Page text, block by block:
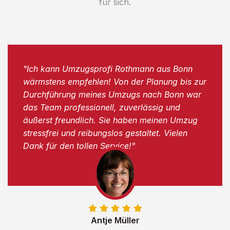
Antje Müller
"Ich kann Umzugsprofi Rothmann aus Bonn
wärmstens empfehlen! Von der Planung bis zur
Durchführung meines Umzugs nach Bonn war
das Team professionell, zuverlässig und
äußerst freundlich. Sie haben meinen Umzug
stressfrei und reibungslos gestaltet. Vielen
Dank für den tollen Service!"